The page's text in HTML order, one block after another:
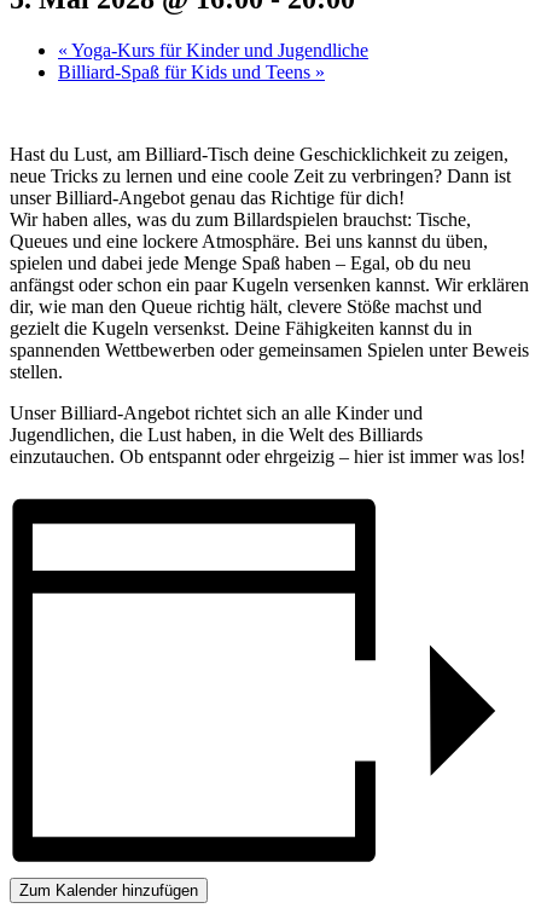
« Yoga-Kurs für Kinder und Jugendliche
Billiard-Spaß für Kids und Teens »
Hast du Lust, am Billiard-Tisch deine Geschicklichkeit zu zeigen,
neue Tricks zu lernen und eine coole Zeit zu verbringen? Dann ist
unser Billiard-Angebot genau das Richtige für dich!
Wir haben alles, was du zum Billardspielen brauchst: Tische,
Queues und eine lockere Atmosphäre. Bei uns kannst du üben,
spielen und dabei jede Menge Spaß haben – Egal, ob du neu
anfängst oder schon ein paar Kugeln versenken kannst. Wir erklären
dir, wie man den Queue richtig hält, clevere Stöße machst und
gezielt die Kugeln versenkst. Deine Fähigkeiten kannst du in
spannenden Wettbewerben oder gemeinsamen Spielen unter Beweis
stellen.
Unser Billiard-Angebot richtet sich an alle Kinder und
Jugendlichen, die Lust haben, in die Welt des Billiards
einzutauchen. Ob entspannt oder ehrgeizig – hier ist immer was los!
Zum Kalender hinzufügen